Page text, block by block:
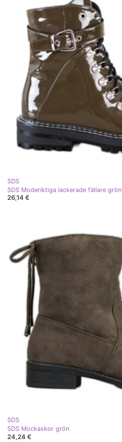
SDS
SDS Moderiktiga lackerade fällare grön
26,14 €
SDS
SDS Mockaskor grön
24,24 €